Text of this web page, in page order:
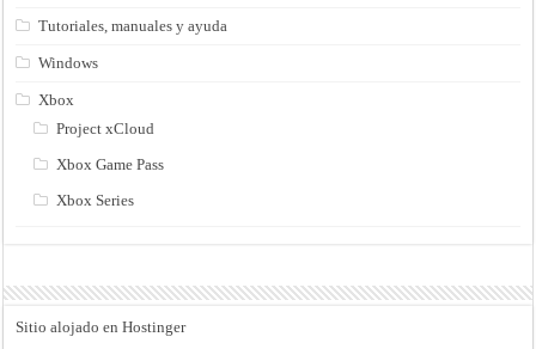
Tutoriales, manuales y ayuda
Windows
Xbox
Project xCloud
Xbox Game Pass
Xbox Series
Sitio alojado en Hostinger